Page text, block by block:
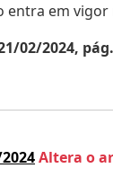
entra em
02/2024,
Altera o